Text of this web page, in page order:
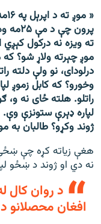
پرون
ته ویزه نه درکول
موږ چېرته ولاړ شو؟
درلودای، نو ولې دلته
وخورو؟ که کابل زموږ
راتلو. هلته ځای نه و،
لپاره ډېرې ستونزې
ژوند وکړو؟ طالبان به
هغې زیاته کړه چې
نه دي او ژوند د ښځو
د روان کال
افغان محصلانو